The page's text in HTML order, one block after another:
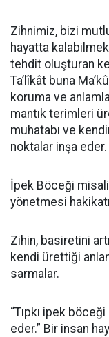
​Zihnimiz, bizi
hayatta
tehdit oluşturan
Ta’lîkât buna
koruma ve
mantık terimleri
muhatabı ve
noktalar inşa eder.
​İpek Böceği
yönetmesi
Zihin, basiretini
kendi ürettiği
sarmalar.
“Tıpkı ipek
eder.” Bir insan